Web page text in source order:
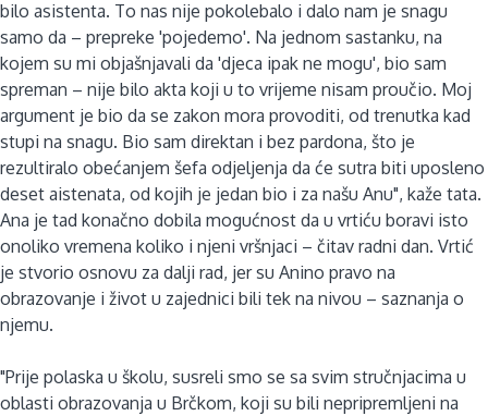
bilo asistenta. To nas nije pokolebalo i dalo nam je snagu
samo da – prepreke 'pojedemo'. Na jednom sastanku, na
kojem su mi objašnjavali da 'djeca ipak ne mogu', bio sam
spreman – nije bilo akta koji u to vrijeme nisam proučio. Moj
argument je bio da se zakon mora provoditi, od trenutka kad
stupi na snagu. Bio sam direktan i bez pardona, što je
rezultiralo obećanjem šefa odjeljenja da će sutra biti uposleno
deset aistenata, od kojih je jedan bio i za našu Anu", kaže tata.
Ana je tad konačno dobila mogućnost da u vrtiću boravi isto
onoliko vremena koliko i njeni vršnjaci – čitav radni dan. Vrtić
je stvorio osnovu za dalji rad, jer su Anino pravo na
obrazovanje i život u zajednici bili tek na nivou – saznanja o
njemu.
"Prije polaska u školu, susreli smo se sa svim stručnjacima u
oblasti obrazovanja u Brčkom, koji su bili nepripremljeni na